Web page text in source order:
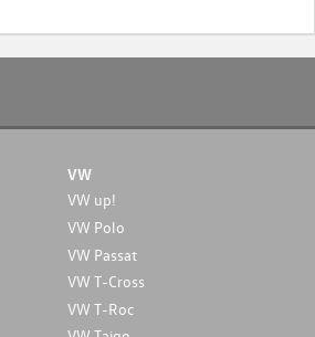
VW
VW up!
VW Polo
VW Passat
VW T-Cross
VW T-Roc